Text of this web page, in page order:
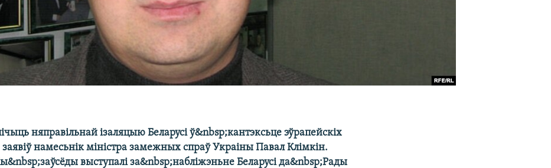
няправільнай ізаляцыю Беларусі ў&nbsp;кантэксьце эўрапейскіх
заявіў намесьнік міністра замежных спраў Украіны Павал Клімкін.
выступалі за&nbsp;набліжэньне Беларусі да&nbsp;Рады